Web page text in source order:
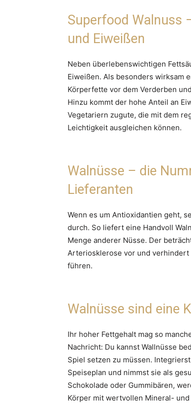
Superfood Walnuss
und Eiweißen
Neben überlebenswichtigen
Eiweißen. Als besonders wirksam
Körperfette vor dem Verderben
Hinzu kommt der hohe Anteil an
Vegetariern zugute, die mit dem
Leichtigkeit ausgleichen können.
Walnüsse – die
Lieferanten
Wenn es um Antioxidantien geht,
durch. So liefert eine Handvoll
Menge anderer Nüsse. Der
Arteriosklerose vor und verhindert
führen.
Walnüsse sind eine
Ihr hoher Fettgehalt mag so
Nachricht: Du kannst Wallnüsse
Spiel setzen zu müssen.
Speiseplan und nimmst sie als
Schokolade oder Gummibären,
Körper mit wertvollen Mineral-